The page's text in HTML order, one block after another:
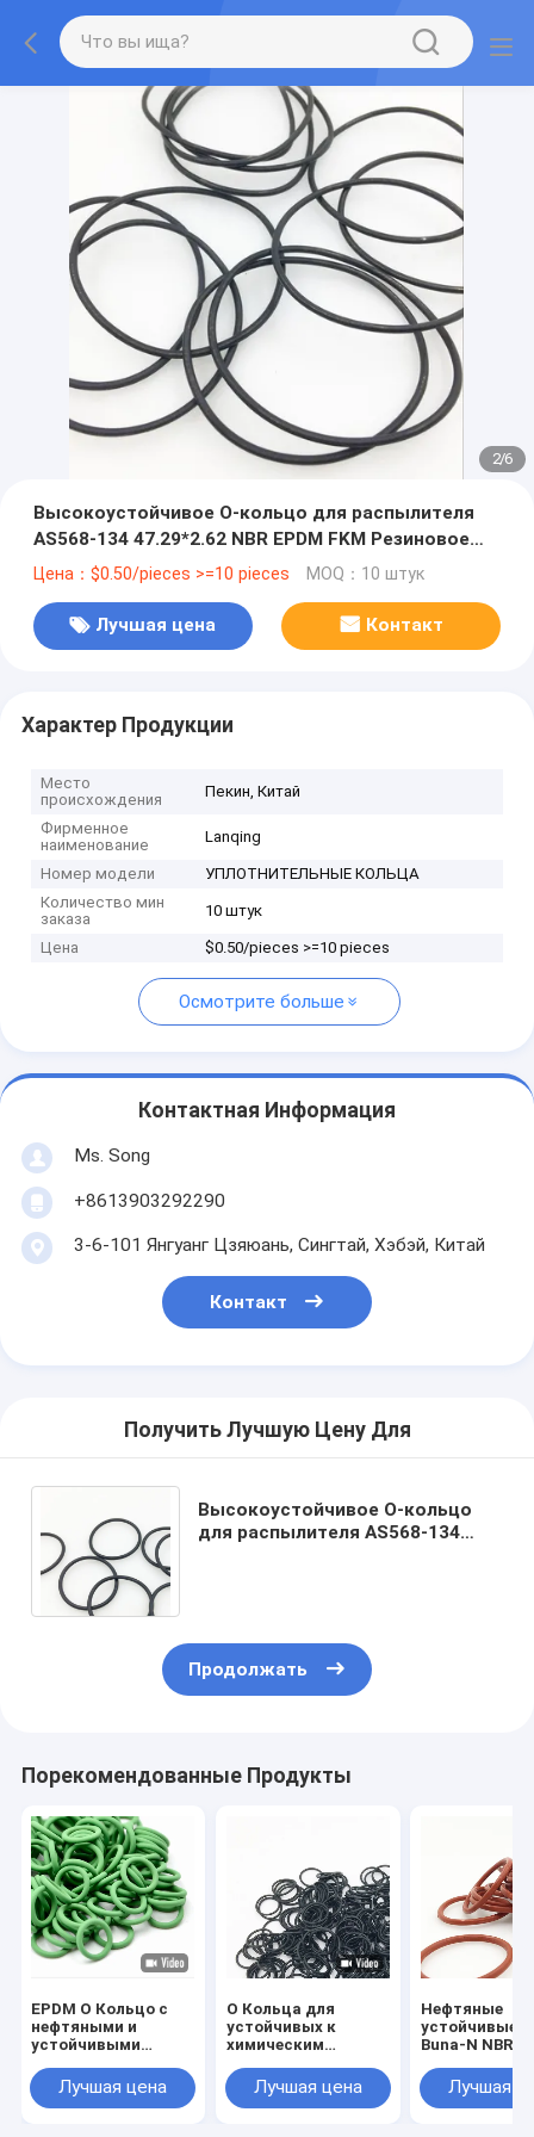
2/6
Высокоустойчивое О-кольцо для распылителя
AS568-134 47.29*2.62 NBR EPDM FKM Резиновое
уплотнение
Цена：$0.50/pieces >=10 pieces MOQ：10 штук
Лучшая цена Контакт
Характер Продукции
Место
происхождения
Пекин, Китай
Фирменное
наименование
Lanqing
Номер модели
УПЛОТНИТЕЛЬНЫЕ КОЛЬЦА
Количество мин
заказа
10 штук
Цена $0.50/pieces >=10 pieces
Осмотрите больше
Контактная Информация
Ms. Song
+8613903292290
3-6-101 Янгуанг Цзяюань, Сингтай, Хэбэй, Китай
Контакт
Получить Лучшую Цену Для
Высокоустойчивое О-кольцо
для распылителя AS568-134
Продолжать
Порекомендованные Продукты
EPDM O Кольцо с
нефтяными и
устойчивыми
напряжения
Лучшая цена
O Кольца для
устойчивых к
химическим
нитриловых O-
кольцевых
Лучшая цена
Нефтяные
устойчивые
Buna-N NBR O
отраслей
Лучшая